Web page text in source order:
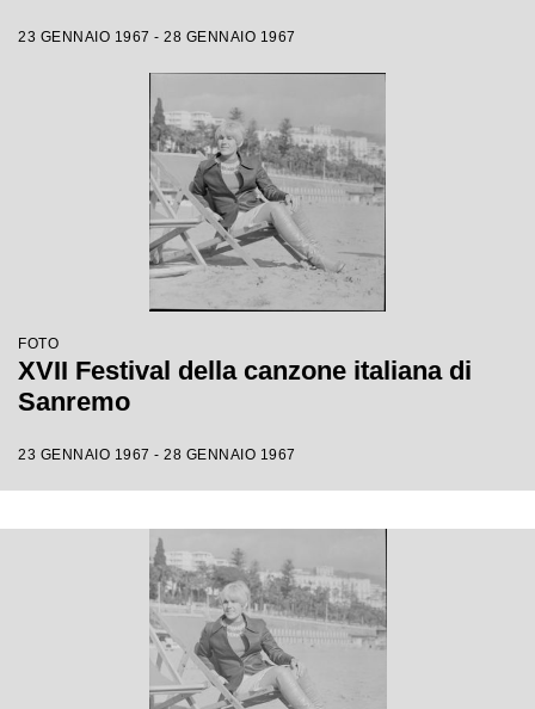
23 GENNAIO 1967 - 28 GENNAIO 1967
FOTO
XVII Festival della canzone italiana di
Sanremo
23 GENNAIO 1967 - 28 GENNAIO 1967